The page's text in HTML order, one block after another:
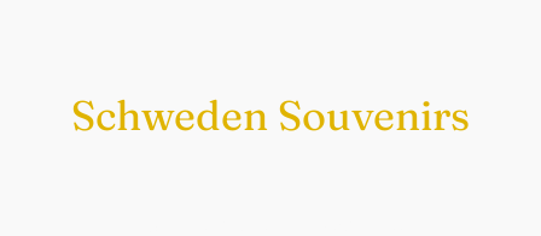
Schweden Souvenirs